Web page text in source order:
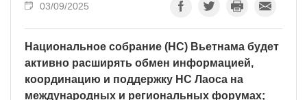
03/09/2025
Национальное собрание (НС) Вьетнама будет
активно расширять обмен информацией,
координацию и поддержку НС Лаоса на
международных и региональных форумах;